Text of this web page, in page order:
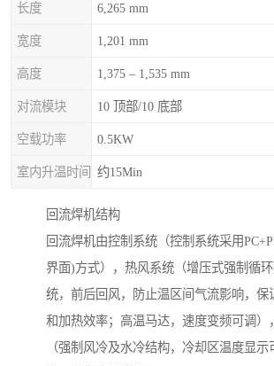
长度 6,265 mm
宽度 1,201 mm
高度 1,375 – 1,535 mm
对流模块 10 顶部/10 底部
空载功率 0.5KW
室内升温时间 约15Min
回流焊机结构
回流焊机由控制系统（控制系统采用
界面)方式），热风系统（增压式强制循
统，前后回风，防止温区间气流影响，保
和加热效率；高温马达，速度变频可调）
（强制风冷及水冷结构，冷却区温度显示